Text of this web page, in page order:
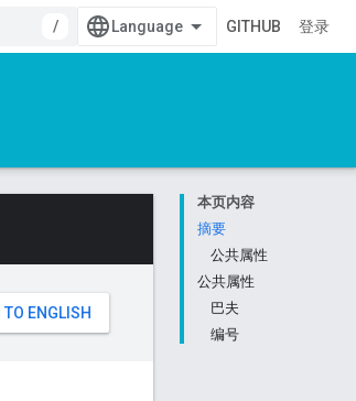
/
GITHUB 登录
本页内容
摘要
公共属性
公共属性
巴夫
编号